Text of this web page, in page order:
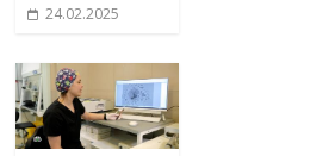
24.02.2025